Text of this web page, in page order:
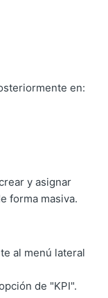
en:
y asignar
forma masiva.
al menú lateral
de "KPI".